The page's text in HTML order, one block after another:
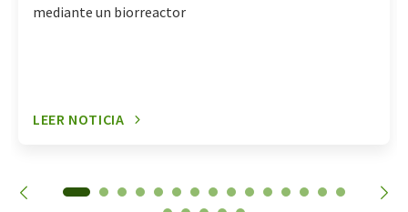
mediante un biorreactor
LEER NOTICIA